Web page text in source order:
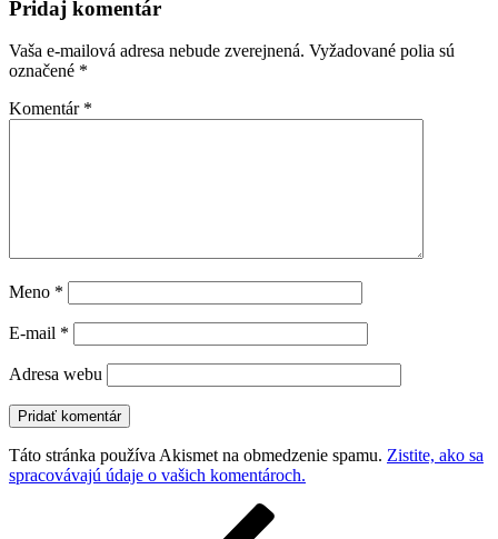
Pridaj komentár
Vaša e-mailová adresa nebude zverejnená. Vyžadované polia sú
označené *
Komentár *
Meno *
E-mail *
Adresa webu
Táto stránka používa Akismet na obmedzenie spamu. Zistite, ako sa
spracovávajú údaje o vašich komentároch.